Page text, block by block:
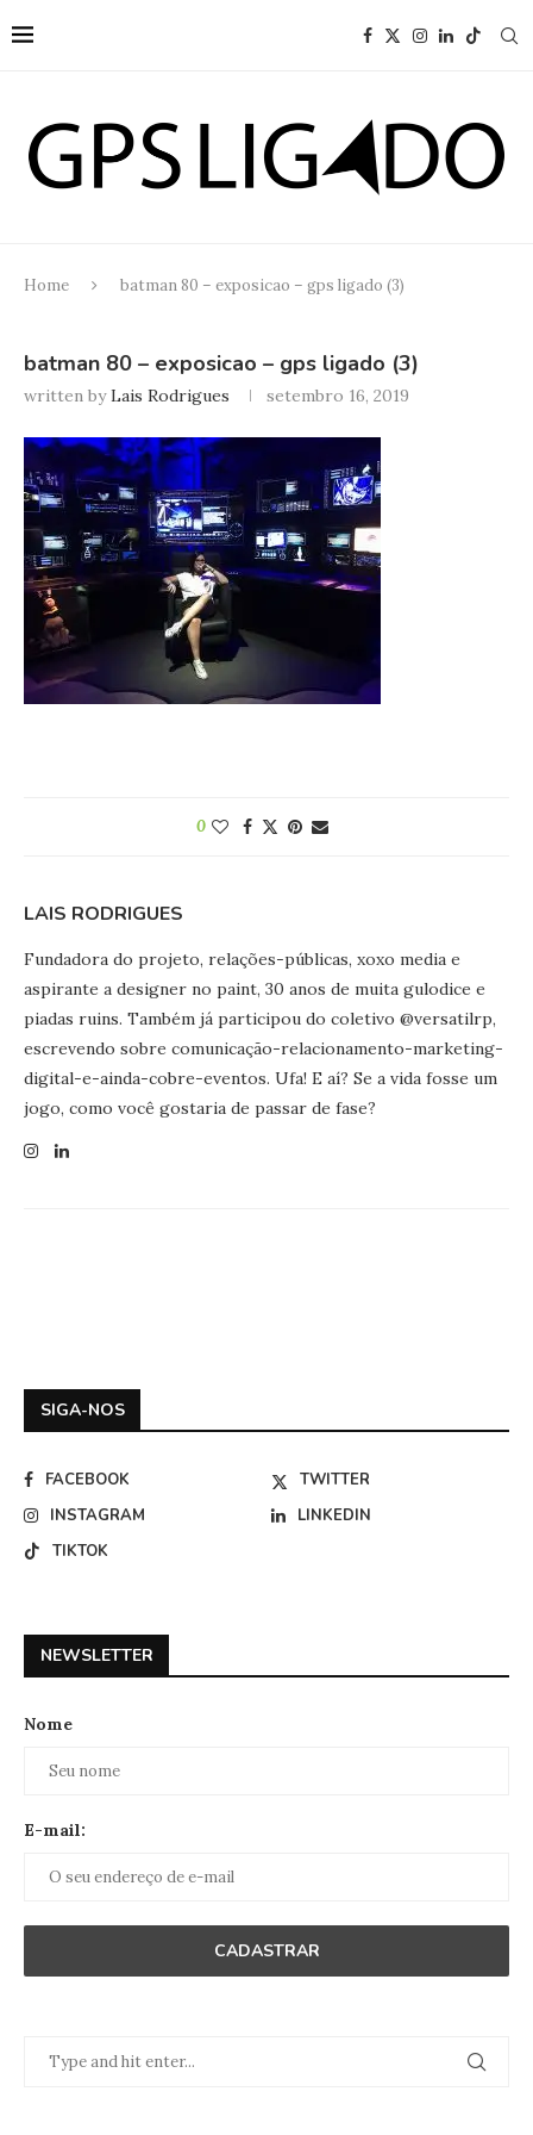
Home batman 80 – exposicao – gps ligado (3)
batman 80 – exposicao – gps ligado (3)
written byLais Rodrigues setembro 16, 2019
0
LAIS RODRIGUES
Fundadora do projeto, relações-públicas, xoxo media e
aspirante a designer no paint, 30 anos de muita gulodice e
piadas ruins. Também já participou do coletivo @versatilrp,
escrevendo sobre comunicação-relacionamento-marketing-
digital-e-ainda-cobre-eventos. Ufa! E aí? Se a vida fosse um
jogo, como você gostaria de passar de fase?
SIGA-NOS
FACEBOOK
TWITTER
INSTAGRAM
LINKEDIN
TIKTOK
NEWSLETTER
Nome
E-mail: